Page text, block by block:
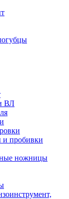
ВЛ
и пробивки
ножницы